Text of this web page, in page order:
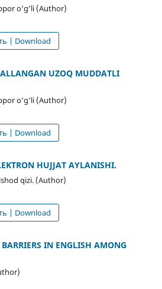
o‘g‘li (Author)
| Download
UZOQ MUDDATLI
o‘g‘li (Author)
| Download
HUJJAT AYLANISHI.
qizi. (Author)
| Download
IN ENGLISH AMONG